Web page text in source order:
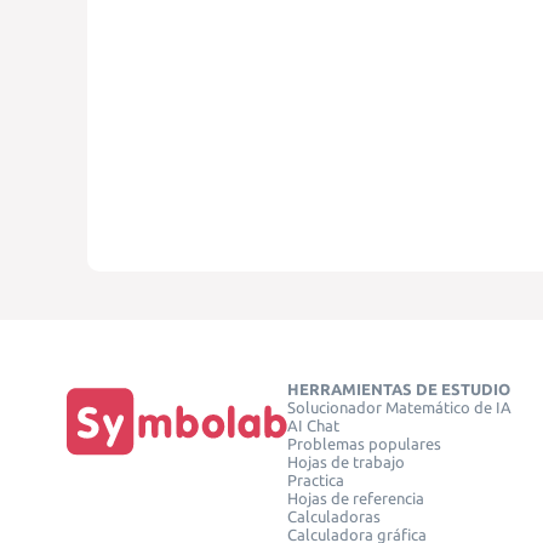
HERRAMIENTAS DE ESTUDIO
Solucionador Matemático de IA
AI Chat
Problemas populares
Hojas de trabajo
Practica
Hojas de referencia
Calculadoras
Calculadora gráfica